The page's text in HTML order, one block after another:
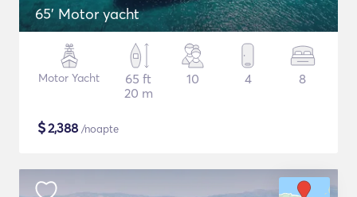
65' Motor yacht
Motor Yacht
65 ft
20 m
10 4 8
$2,388 /noapte